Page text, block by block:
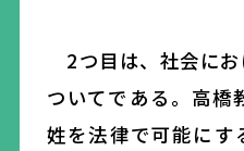
2つ目は、社会にお
ついてである。高橋
姓を法律で可能にす